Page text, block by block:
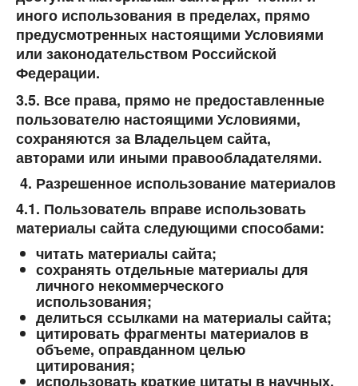
иного использования в пределах, прямо
предусмотренных настоящими Условиями
или законодательством Российской
Федерации.
3.5. Все права, прямо не предоставленные
пользователю настоящими Условиями,
сохраняются за Владельцем сайта,
авторами или иными правообладателями.
Разрешенное использование материалов
4.1. Пользователь вправе использовать
материалы сайта следующими способами:
читать материалы сайта;
сохранять отдельные материалы для
личного некоммерческого
использования;
делиться ссылками на материалы сайта;
цитировать фрагменты материалов в
объеме, оправданном целью
цитирования;
использовать краткие цитаты в научных,